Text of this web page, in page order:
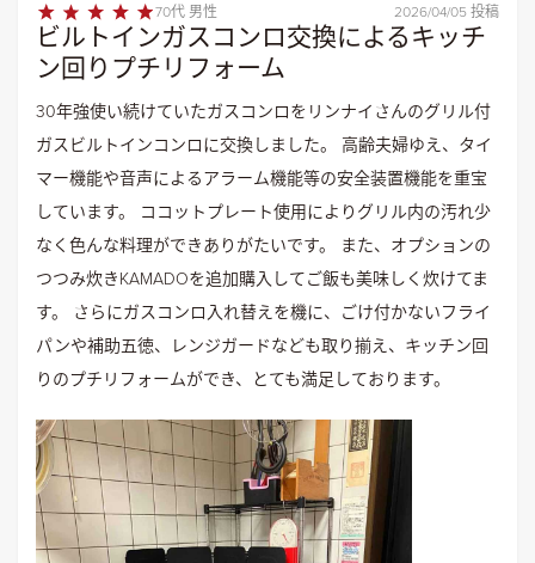
70代 男性 2026/04/05 投稿
ビルトインガスコンロ交換によるキッチ
ン回りプチリフォーム
30年強使い続けていたガスコンロをリンナイさんのグリル付
ガスビルトインコンロに交換しました。 高齢夫婦ゆえ、タイ
マー機能や音声によるアラーム機能等の安全装置機能を重宝
しています。 ココットプレート使用によりグリル内の汚れ少
なく色んな料理ができありがたいです。 また、オプションの
つつみ炊きKAMADOを追加購入してご飯も美味しく炊けてま
す。 さらにガスコンロ入れ替えを機に、ごけ付かないフライ
パンや補助五徳、レンジガードなども取り揃え、キッチン回
りのプチリフォームができ、とても満足しております。